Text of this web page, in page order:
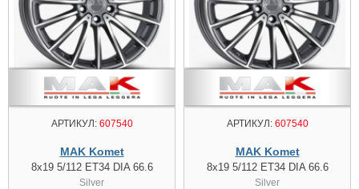
АРТИКУЛ:607540
MAK Komet
8x19 5/112 ET34 DIA 66.6
Silver
АРТИКУЛ:607540
MAK Komet
8x19 5/112 ET34 DIA 66.6
Silver